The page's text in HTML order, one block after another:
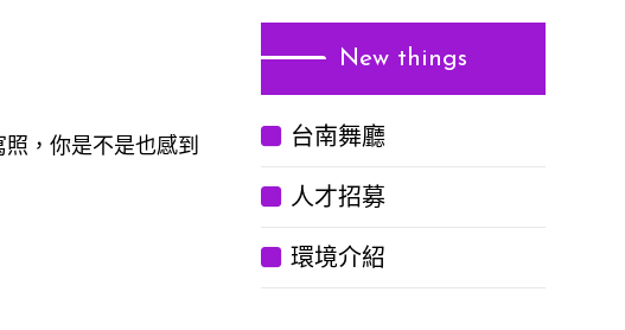
，你是不是也感到
New things
台南舞廳
人才招募
環境介紹